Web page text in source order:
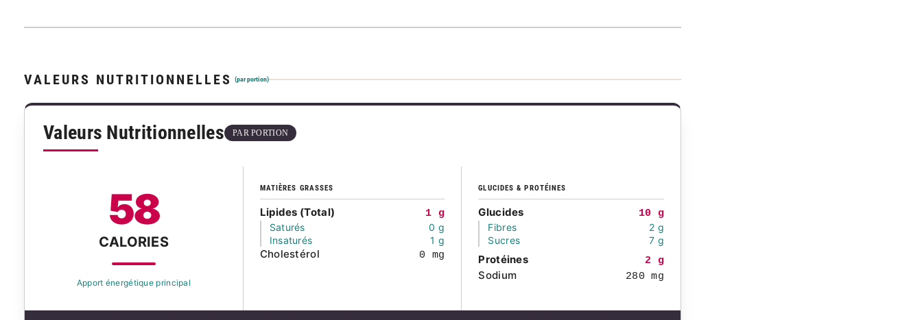
VALEURS NUTRITIONNELLES (par portion)
Valeurs Nutritionnelles PAR PORTION
58
CALORIES
Apport énergétique principal
MATIÈRES GRASSES
Lipides (Total)
1 g
Saturés
0 g
Insaturés
1 g
Cholestérol 0 mg
GLUCIDES & PROTÉINES
Glucides
10 g
Fibres
2 g
Sucres
7 g
Protéines 2 g
Sodium 280 mg